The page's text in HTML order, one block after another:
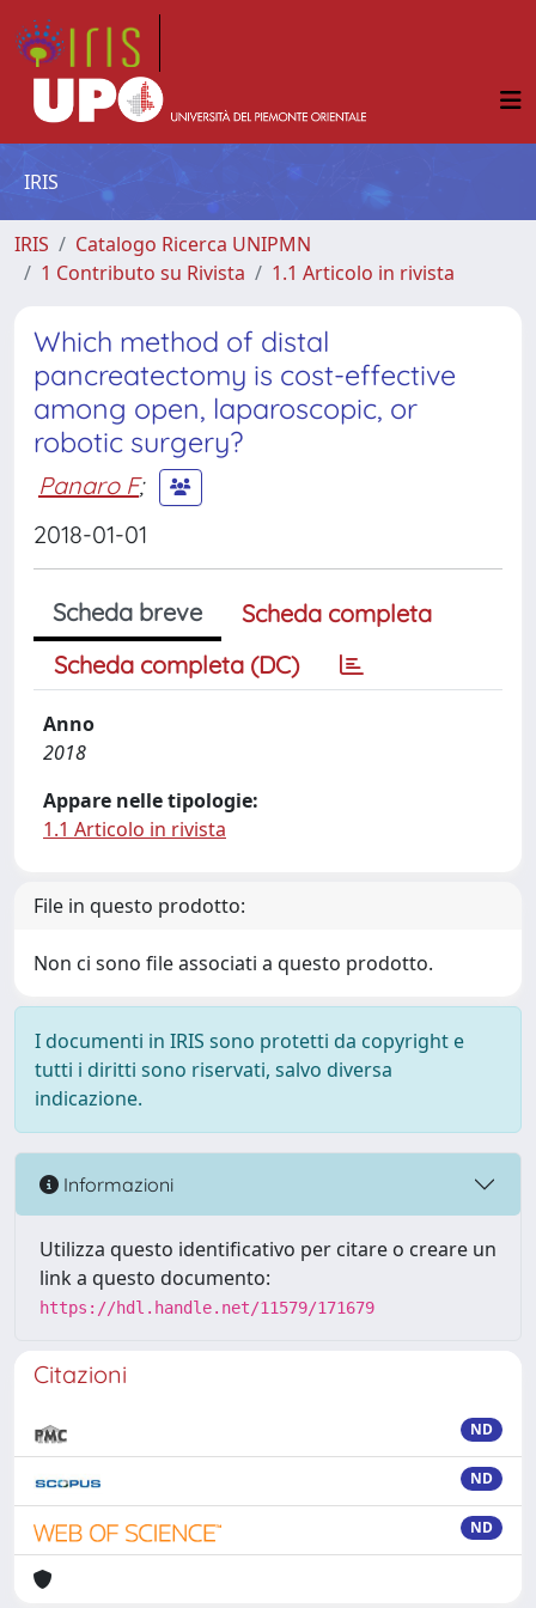
IRIS
IRIS
Catalogo Ricerca UNIPMN
1 Contributo su Rivista
1.1 Articolo in rivista
Which method of distal
pancreatectomy is cost-effective
among open, laparoscopic, or
robotic surgery?
Panaro F;
2018-01-01
Scheda breve
Scheda completa
Scheda completa (DC)
Anno
2018
Appare nelle tipologie:
1.1 Articolo in rivista
File in questo prodotto:
Non ci sono file associati a questo prodotto.
I documenti in IRIS sono protetti da copyright e
tutti i diritti sono riservati, salvo diversa
indicazione.
Informazioni
Utilizza questo identificativo per citare o creare un
link a questo documento:
https://hdl.handle.net/11579/171679
Citazioni
ND
ND
ND